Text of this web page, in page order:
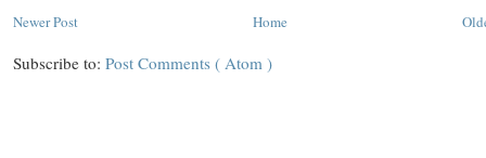
Newer Post Home
Subscribe to: Post Comments ( Atom )